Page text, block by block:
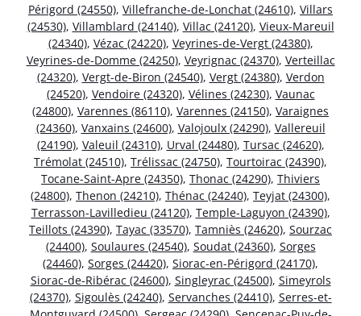
Périgord (24550), Villefranche-de-Lonchat (24610), Villars
(24530), Villamblard (24140), Villac (24120), Vieux-Mareuil
(24340), Vézac (24220), Veyrines-de-Vergt (24380),
Veyrines-de-Domme (24250), Veyrignac (24370), Verteillac
(24320), Vergt-de-Biron (24540), Vergt (24380), Verdon
(24520), Vendoire (24320), Vélines (24230), Vaunac
(24800), Varennes (86110), Varennes (24150), Varaignes
(24360), Vanxains (24600), Valojoulx (24290), Vallereuil
(24190), Valeuil (24310), Urval (24480), Tursac (24620),
Trémolat (24510), Trélissac (24750), Tourtoirac (24390),
Tocane-Saint-Apre (24350), Thonac (24290), Thiviers
(24800), Thenon (24210), Thénac (24240), Teyjat (24300),
Terrasson-Lavilledieu (24120), Temple-Laguyon (24390),
Teillots (24390), Tayac (33570), Tamniès (24620), Sourzac
(24400), Soulaures (24540), Soudat (24360), Sorges
(24460), Sorges (24420), Siorac-en-Périgord (24170),
Siorac-de-Ribérac (24600), Singleyrac (24500), Simeyrols
(24370), Sigoulès (24240), Servanches (24410), Serres-et-